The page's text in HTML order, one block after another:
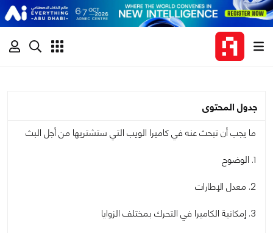
جدول المحتوى
ما يجب أن تبحث عنه في كاميرا الويب التي ستشتريها من أجل البث
1. الوضوح
2. معدل الإطارات
3. إمكانية الكاميرا في التحرك بمختلف الزوايا